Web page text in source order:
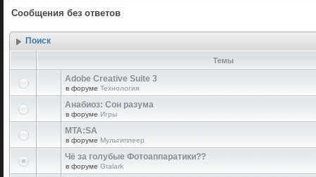
Сообщения без ответов
Поиск
Темы
Adobe Creative Suite 3
в форуме Технология
Анабиоз: Сон разума
в форуме Игры
MTA:SA
в форуме Мультиплеер
Чё за голубые Фотоаппаратики??
в форуме Gtalark